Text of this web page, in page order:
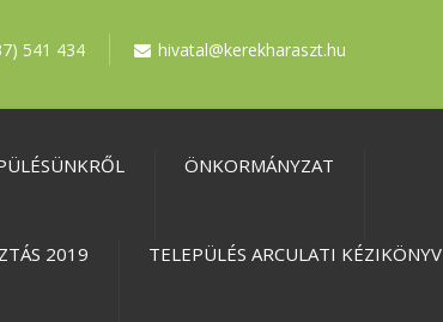
541 434 hivatal@kerekharaszt.hu
ÖNKORMÁNYZAT
2019 TELEPÜLÉS ARCULATI KÉZIKÖNYV